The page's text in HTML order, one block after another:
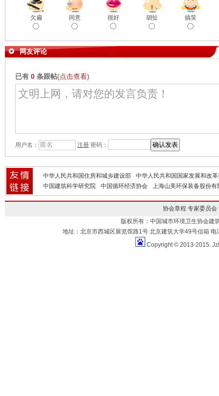
欠扁 同意 很好 胡扯 搞笑
网友评论
已有 0 条跟帖(点击查看)
用户名： 注册 密码：
中华人民共和国住房和城乡建设部
中华人民共和国国家发展和改
中国建筑科学研究院
中国循环经济协会 上海山美环保装备股份有
协会章程 专家委员会
版权所有：中国城市环境卫生协会建
地址：北京市西城区展览馆路1号 北京建筑大学49号信箱
Copyright © 2013-2015.